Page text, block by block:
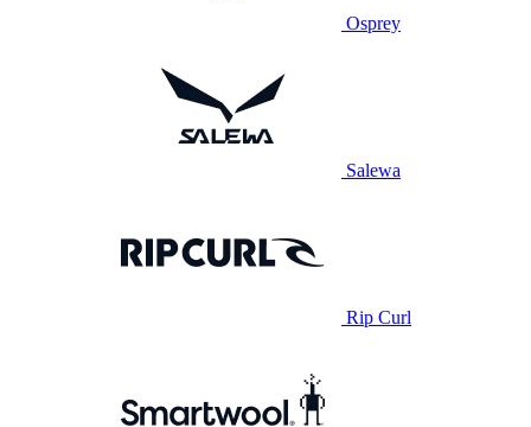
Osprey
Salewa
Rip Curl